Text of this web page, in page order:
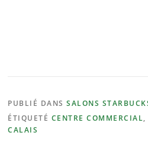
PUBLIÉ DANSSALONS
ÉTIQUETÉ CENTRE COMMERCIAL,
CALAIS